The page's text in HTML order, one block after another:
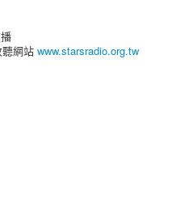
網站 www.starsradio.org.tw